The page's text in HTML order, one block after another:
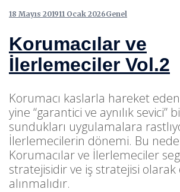
18 Mayıs 201911 Ocak 2026Genel
Korumacılar ve
İlerlemeciler Vol.2
Korumacı kaslarla hareket
yine “garantici ve aynılık sevici”
sundukları uygulamalara
İlerlemecilerin dönemi. Bu
Korumacılar ve İlerlemeciler
stratejisidir ve iş stratejisi olarak
alınmalıdır.